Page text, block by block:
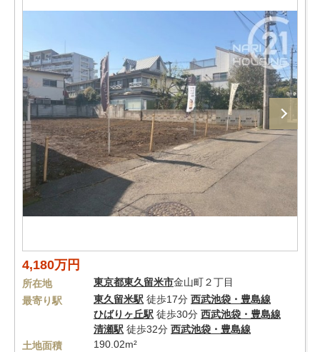
4,180万円
所在地 東京都東久留米市金山町２丁目
最寄り駅
東久留米駅 徒歩17分 西武池袋・豊島線
ひばりヶ丘駅 徒歩30分 西武池袋・豊島線
清瀬駅 徒歩32分 西武池袋・豊島線
土地面積
190.02m²